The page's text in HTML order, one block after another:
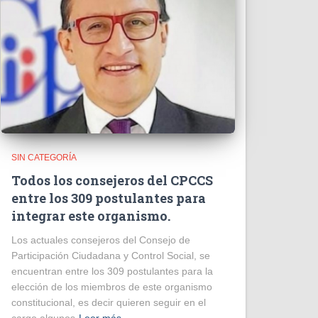
SIN CATEGORÍA
Todos los consejeros del CPCCS
entre los 309 postulantes para
integrar este organismo.
Los actuales consejeros del Consejo de
Participación Ciudadana y Control Social, se
encuentran entre los 309 postulantes para la
elección de los miembros de este organismo
constitucional, es decir quieren seguir en el